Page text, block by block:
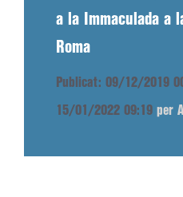
a la Immaculada a
Roma
Publicat: 09/12/2019
15/01/2022 09:19 per